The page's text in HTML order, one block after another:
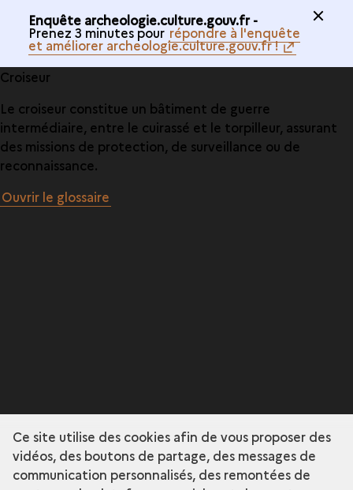
Enquête archeologie.culture.gouv.fr -
Prenez 3 minutes pour répondre à l'enquête
et améliorer archeologie.culture.gouv.fr !
Croiseur
Le croiseur constitue un bâtiment de guerre
intermédiaire, entre le cuirassé et le torpilleur, assurant
des missions de protection, de surveillance ou de
reconnaissance.
Ouvrir le glossaire
Ce site utilise des cookies afin de vous proposer des
vidéos, des boutons de partage, des messages de
communication personnalisés, des remontées de